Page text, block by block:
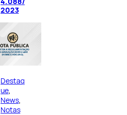
2023
Destaq
ue
News
Notas